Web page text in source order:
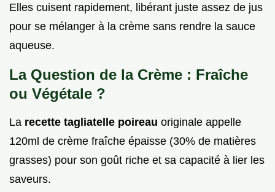
Elles cuisent rapidement, libérant juste assez de jus
pour se mélanger à la crème sans rendre la sauce
aqueuse.
La Question de la Crème : Fraîche
ou Végétale ?
La recette tagliatelle poireau originale appelle
120ml de crème fraîche épaisse (30% de matières
grasses) pour son goût riche et sa capacité à lier les
saveurs.